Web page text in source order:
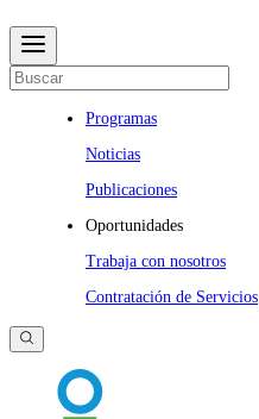
Programas
Noticias
Publicaciones
Oportunidades
Trabaja con nosotros
Contratación de Servicios